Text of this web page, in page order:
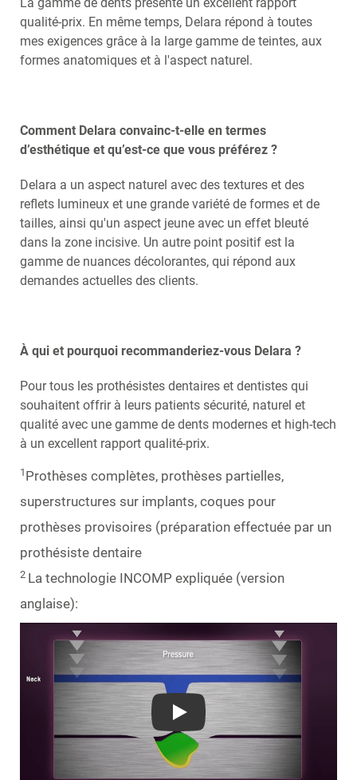
qualité-prix. En même temps, Delara répond à toutes
mes exigences grâce à la large gamme de teintes, aux
formes anatomiques et à l'aspect naturel.
Comment Delara convainc-t-elle en termes
d’esthétique et qu’est-ce que vous préférez ?
Delara a un aspect naturel avec des textures et des
reflets lumineux et une grande variété de formes et de
tailles, ainsi qu'un aspect jeune avec un effet bleuté
dans la zone incisive. Un autre point positif est la
gamme de nuances décolorantes, qui répond aux
demandes actuelles des clients.
À qui et pourquoi recommanderiez-vous Delara ?
Pour tous les prothésistes dentaires et dentistes qui
souhaitent offrir à leurs patients sécurité, naturel et
qualité avec une gamme de dents modernes et high-tech
à un excellent rapport qualité-prix.
1 Prothèses complètes, prothèses partielles,
superstructures sur implants, coques pour
prothèses provisoires (préparation effectuée par un
prothésiste dentaire
2 La technologie INCOMP expliquée (version
anglaise):
Play